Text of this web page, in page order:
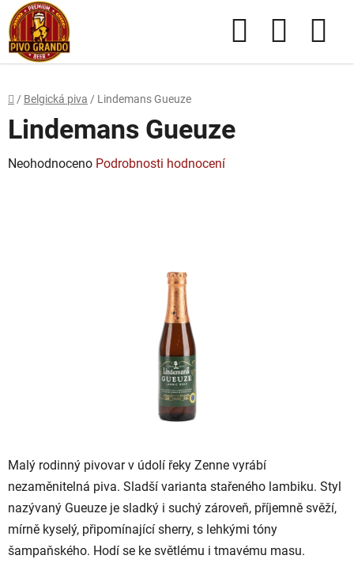
Přejít
na
obsah
Hledat
NÁKUPNÍ
Domů
/ Belgická piva / Lindemans Gueuze
Malý rodinný pivovar v údolí řeky Zenne vyrábí
nezaměnitelná piva. Sladší varianta stařeného lambiku. Styl
nazývaný Gueuze je sladký i suchý zároveň, příjemně svěží,
mírně kyselý, připomínající sherry, s lehkými tóny
šampaňského. Hodí se ke světlému i tmavému masu.
Lindemans Gueuze
Průměrné
Neohodnoceno Podrobnosti hodnocení